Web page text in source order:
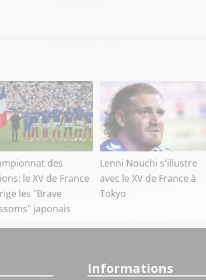
des
le XV de France
les "Brave
japonais
Lenni Nouchi s'illustre
avec le XV de France à
Tokyo
Informations